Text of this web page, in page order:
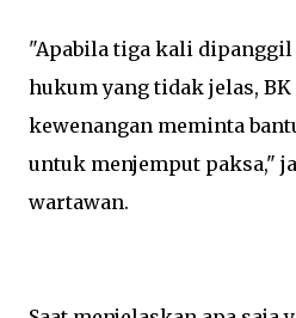
"Apabila tiga kali dipanggil
hukum yang tidak jelas,
kewenangan meminta
untuk menjemput paksa,"
wartawan.